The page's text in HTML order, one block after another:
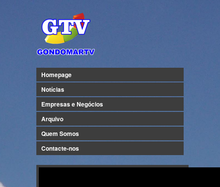
Homepage
Notícias
Empresas e Negócios
Arquivo
Quem Somos
Contacte-nos